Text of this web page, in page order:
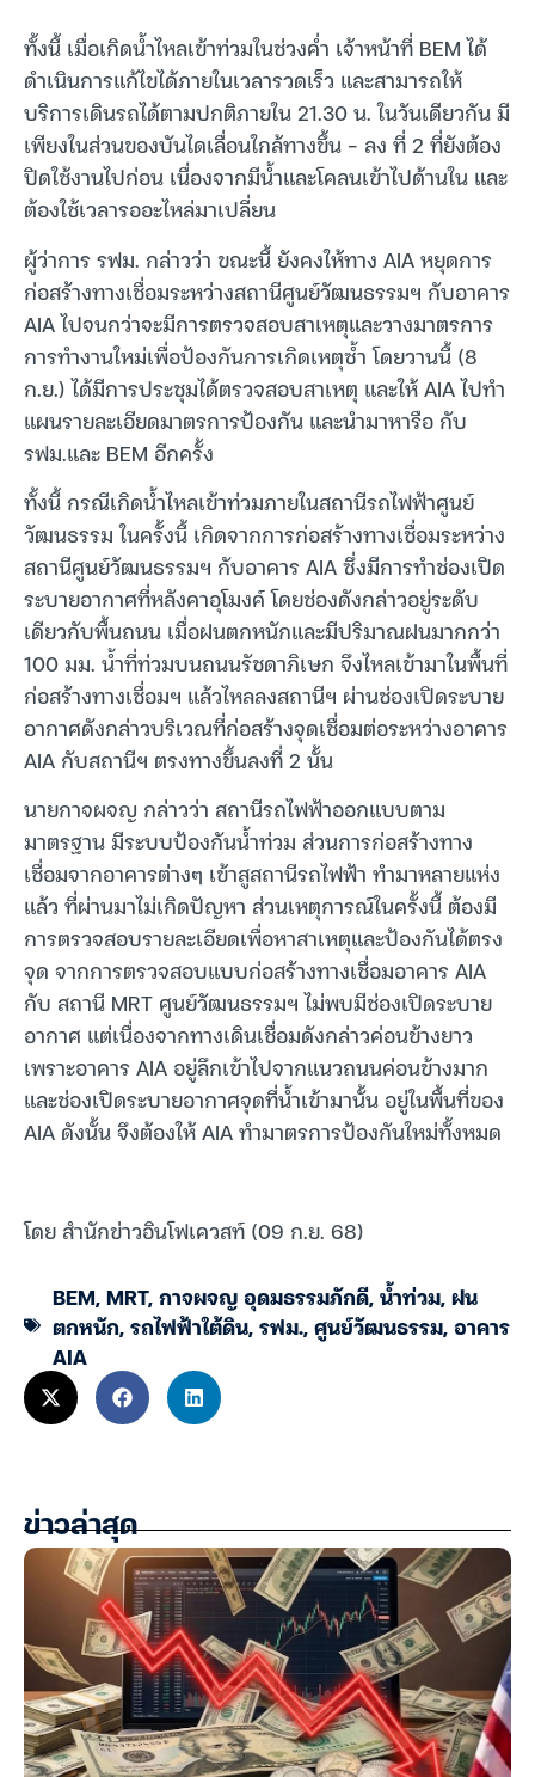
ทั้งนี้ เมื่อเกิดน้ำไหลเข้าท่วมในช่วงค่ำ เจ้าหน้าที่ BEM ได้
ดำเนินการแก้ไขได้ภายในเวลารวดเร็ว และสามารถให้
บริการเดินรถได้ตามปกติภายใน 21.30 น. ในวันเดียวกัน มี
เพียงในส่วนของบันไดเลื่อนใกล้ทางขึ้น – ลง ที่ 2 ที่ยังต้อง
ปิดใช้งานไปก่อน เนื่องจากมีน้ำและโคลนเข้าไปด้านใน และ
ต้องใช้เวลารออะไหล่มาเปลี่ยน
ผู้ว่าการ รฟม. กล่าวว่า ขณะนี้ ยังคงให้ทาง AIA หยุดการ
ก่อสร้างทางเชื่อมระหว่างสถานีศูนย์วัฒนธรรมฯ กับอาคาร
AIA ไปจนกว่าจะมีการตรวจสอบสาเหตุและวางมาตรการ
การทำงานใหม่เพื่อป้องกันการเกิดเหตุซ้ำ โดยวานนี้ (8
ก.ย.) ได้มีการประชุมได้ตรวจสอบสาเหตุ และให้ AIA ไปทำ
แผนรายละเอียดมาตรการป้องกัน และนำมาหารือ กับ
รฟม.และ BEM อีกครั้ง
ทั้งนี้ กรณีเกิดน้ำไหลเข้าท่วมภายในสถานีรถไฟฟ้าศูนย์
วัฒนธรรม ในครั้งนี้ เกิดจากการก่อสร้างทางเชื่อมระหว่าง
สถานีศูนย์วัฒนธรรมฯ กับอาคาร AIA ซึ่งมีการทำช่องเปิด
ระบายอากาศที่หลังคาอุโมงค์ โดยช่องดังกล่าวอยู่ระดับ
เดียวกับพื้นถนน เมื่อฝนตกหนักและมีปริมาณฝนมากกว่า
100 มม. น้ำที่ท่วมบนถนนรัชดาภิเษก จึงไหลเข้ามาในพื้นที่
ก่อสร้างทางเชื่อมฯ แล้วไหลลงสถานีฯ ผ่านช่องเปิดระบาย
อากาศดังกล่าวบริเวณที่ก่อสร้างจุดเชื่อมต่อระหว่างอาคาร
AIA กับสถานีฯ ตรงทางขึ้นลงที่ 2 นั้น
นายกาจผจญ กล่าวว่า สถานีรถไฟฟ้าออกแบบตาม
มาตรฐาน มีระบบป้องกันน้ำท่วม ส่วนการก่อสร้างทาง
เชื่อมจากอาคารต่างๆ เข้าสูสถานีรถไฟฟ้า ทำมาหลายแห่ง
แล้ว ที่ผ่านมาไม่เกิดปัญหา ส่วนเหตุการณ์ในครั้งนี้ ต้องมี
การตรวจสอบรายละเอียดเพื่อหาสาเหตุและป้องกันได้ตรง
จุด จากการตรวจสอบแบบก่อสร้างทางเชื่อมอาคาร AIA
กับ สถานี MRT ศูนย์วัฒนธรรมฯ ไม่พบมีช่องเปิดระบาย
อากาศ แต่เนื่องจากทางเดินเชื่อมดังกล่าวค่อนข้างยาว
เพราะอาคาร AIA อยู่ลึกเข้าไปจากแนวถนนค่อนข้างมาก
และช่องเปิดระบายอากาศจุดที่น้ำเข้ามานั้น อยู่ในพื้นที่ของ
AIA ดังนั้น จึงต้องให้ AIA ทำมาตรการป้องกันใหม่ทั้งหมด
โดย สำนักข่าวอินโฟเควสท์ (09 ก.ย. 68)
BEM,MRT,กาจผจญ อุดมธรรมภักดี,น้ำท่วม,ฝน
ตกหนัก,รถไฟฟ้าใต้ดิน,รฟม.,ศูนย์วัฒนธรรม,อาคาร
AIA
ข่าวล่าสุด